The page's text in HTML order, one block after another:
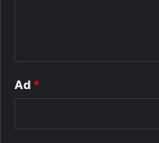
Ad *